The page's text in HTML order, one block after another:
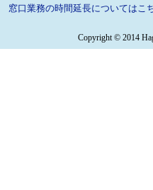
窓口業務の時間延長についてはこ
Copyright © 2014